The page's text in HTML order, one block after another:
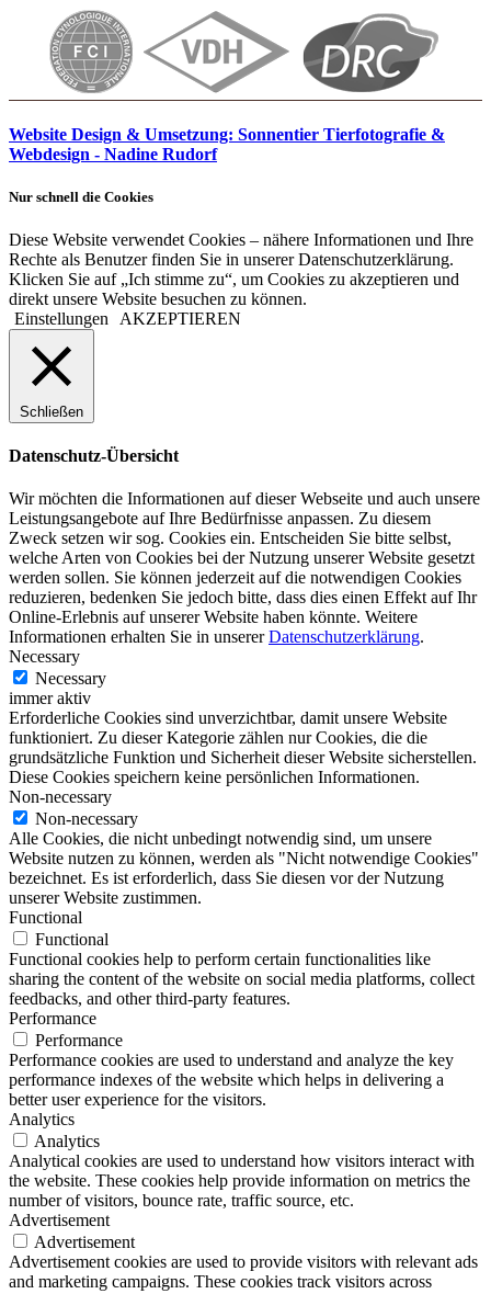
Website Design & Umsetzung: Sonnentier Tierfotografie &
Webdesign - Nadine Rudorf
Nur schnell die Cookies
Diese Website verwendet Cookies – nähere Informationen und Ihre
Rechte als Benutzer finden Sie in unserer Datenschutzerklärung.
Klicken Sie auf „Ich stimme zu“, um Cookies zu akzeptieren und
direkt unsere Website besuchen zu können.
Einstellungen
AKZEPTIEREN
Schließen
Datenschutz-Übersicht
Wir möchten die Informationen auf dieser Webseite und auch unsere
Leistungsangebote auf Ihre Bedürfnisse anpassen. Zu diesem
Zweck setzen wir sog. Cookies ein. Entscheiden Sie bitte selbst,
welche Arten von Cookies bei der Nutzung unserer Website gesetzt
werden sollen. Sie können jederzeit auf die notwendigen Cookies
reduzieren, bedenken Sie jedoch bitte, dass dies einen Effekt auf Ihr
Online-Erlebnis auf unserer Website haben könnte. Weitere
Informationen erhalten Sie in unsererDatenschutzerklärung.
Necessary
Necessary
immer aktiv
Erforderliche Cookies sind unverzichtbar, damit unsere Website
funktioniert. Zu dieser Kategorie zählen nur Cookies, die die
grundsätzliche Funktion und Sicherheit dieser Website sicherstellen.
Diese Cookies speichern keine persönlichen Informationen.
Non-necessary
Non-necessary
Alle Cookies, die nicht unbedingt notwendig sind, um unsere
Website nutzen zu können, werden als "Nicht notwendige Cookies"
bezeichnet. Es ist erforderlich, dass Sie diesen vor der Nutzung
unserer Website zustimmen.
Functional
Functional
Functional cookies help to perform certain functionalities like
sharing the content of the website on social media platforms, collect
feedbacks, and other third-party features.
Performance
Performance
Performance cookies are used to understand and analyze the key
performance indexes of the website which helps in delivering a
better user experience for the visitors.
Analytics
Analytics
Analytical cookies are used to understand how visitors interact with
the website. These cookies help provide information on metrics the
number of visitors, bounce rate, traffic source, etc.
Advertisement
Advertisement
Advertisement cookies are used to provide visitors with relevant ads
and marketing campaigns. These cookies track visitors across